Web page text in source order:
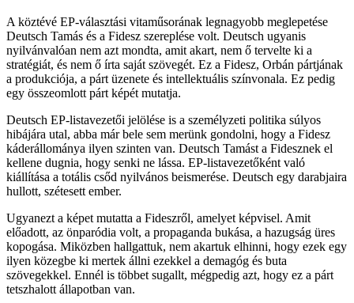
A köztévé EP-választási vitaműsorának legnagyobb meglepetése
Deutsch Tamás és a Fidesz szereplése volt. Deutsch ugyanis
nyilvánvalóan nem azt mondta, amit akart, nem ő tervelte ki a
stratégiát, és nem ő írta saját szövegét. Ez a Fidesz, Orbán pártjának
a produkciója, a párt üzenete és intellektuális színvonala. Ez pedig
egy összeomlott párt képét mutatja.
Deutsch EP-listavezetői jelölése is a személyzeti politika súlyos
hibájára utal, abba már bele sem merünk gondolni, hogy a Fidesz
káderállománya ilyen szinten van. Deutsch Tamást a Fidesznek el
kellene dugnia, hogy senki ne lássa. EP-listavezetőként való
kiállítása a totális csőd nyilvános beismerése. Deutsch egy darabjaira
hullott, szétesett ember.
Ugyanezt a képet mutatta a Fideszről, amelyet képvisel. Amit
előadott, az önparódia volt, a propaganda bukása, a hazugság üres
kopogása. Miközben hallgattuk, nem akartuk elhinni, hogy ezek egy
ilyen közegbe ki mertek állni ezekkel a demagóg és buta
szövegekkel. Ennél is többet sugallt, mégpedig azt, hogy ez a párt
tetszhalott állapotban van.